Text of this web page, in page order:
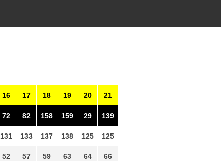
16
72
131
52
17
82
133
57
18
158
137
59
19
159
138
63
20
29
125
64
21
139
125
66